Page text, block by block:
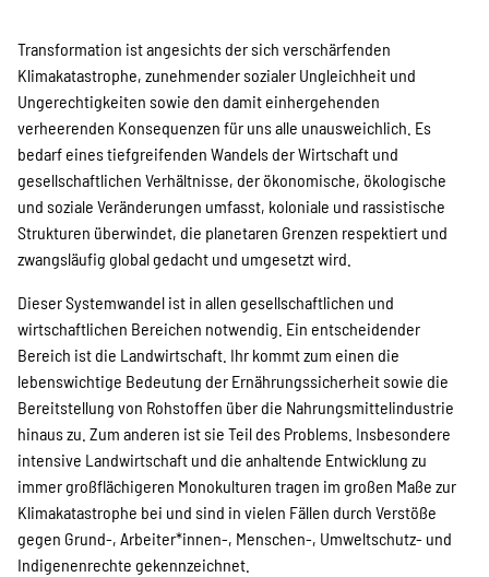
Klimapartnerschaften (2025-2026)
Sister Cities in Action: Berlin -
Jakarta
Kampagne
Stellenangebote
Werde Mitglied
Newsletter abonnieren
Transformation ist angesichts der sich verschärfenden
Klimakatastrophe, zunehmender sozialer Ungleichheit und
Ungerechtigkeiten sowie den damit einhergehenden
verheerenden Konsequenzen für uns alle unausweichlich. Es
bedarf eines tiefgreifenden Wandels der Wirtschaft und
gesellschaftlichen Verhältnisse, der ökonomische, ökologische
und soziale Veränderungen umfasst, koloniale und rassistische
Strukturen überwindet, die planetaren Grenzen respektiert und
zwangsläufig global gedacht und umgesetzt wird.
Dieser Systemwandel ist in allen gesellschaftlichen und
wirtschaftlichen Bereichen notwendig. Ein entscheidender
Bereich ist die Landwirtschaft. Ihr kommt zum einen die
lebenswichtige Bedeutung der Ernährungssicherheit sowie die
Bereitstellung von Rohstoffen über die Nahrungsmittelindustrie
hinaus zu. Zum anderen ist sie Teil des Problems. Insbesondere
intensive Landwirtschaft und die anhaltende Entwicklung zu
immer großflächigeren Monokulturen tragen im großen Maße zur
Klimakatastrophe bei und sind in vielen Fällen durch Verstöße
gegen Grund-, Arbeiter*innen-, Menschen-, Umweltschutz- und
Indigenenrechte gekennzeichnet.